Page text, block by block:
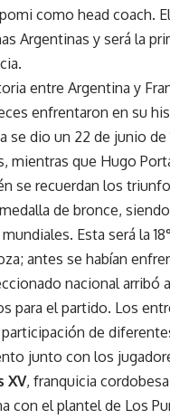
como head coach.
Argentinas y será la
entre Argentina y
enfrentaron en su
se dio un 22 de junio de
mientras que Hugo
se recuerdan los
de bronce,
Esta será la
antes se habían
nacional arribó
para el partido. Los
de
junto con los
XV, franquicia
con el plantel de Los